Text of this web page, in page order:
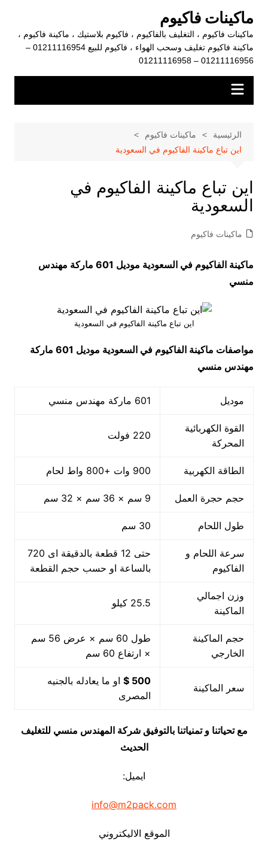
المحتوى
ماكينات فاكيوم
ماكينات فاكيوم ، التغليف بالفاكيوم ، فاكيوم بلاستيك ، ماكينة فاكيوم ،
ماكينة فاكيوم تغليف وسحب الهواء ، فاكيوم للبيع 01211116954 –
01211116956 – 01211116958
الرئيسية
ماكينات فاكيوم
اين تباع ماكينة الفاكيوم في السعودية
اين تباع ماكينة الفاكيوم في
السعودية
ماكينات فاكيوم
ماكينة الفاكيوم في السعودية موديل 601 ماركة مهندس
منسي
اين تباع ماكينة الفاكيوم في السعودية
مواصفات ماكينة الفاكيوم في السعودية
موديل 601 ماركة
مهندس منسي
موديل 601 ماركة مهندس منسي
القوة الكهربائية
المحركة
220 فولت
الطاقة الكهربية 900 وات +800 واط لحام
حجم حجرة العمل 9 سم × 36 سم × 32 سم
طول اللحام 30 سم
سرعة اللحام و
الفاكيوم
حتى 12 قطعة بالدقيقة اى 720
بالساعة او حسب حجم القطعة
وزن اجمالي
الماكينة
25.5 كيلو
حجم الماكينة
الخارجي
طول 60 سم × عرض 56 سم
× ارتفاع 60 سم
سعر الماكينة
500 $
او ما يعادله بالجنيه
المصرى
مع تحياتنا و تمنياتنا بالتوفيق شركة المهندس منسي للتغليف
الحديث
ايميل:
info@m2pack.com
الموقع الاليكتروني